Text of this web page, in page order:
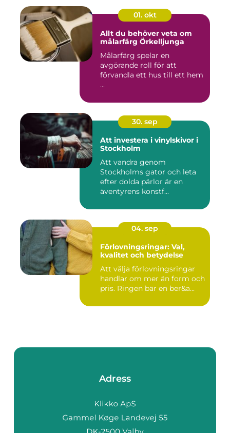
01. okt
Allt du behöver veta om
målarfärg Örkelljunga
Målarfärg spelar en
avgörande roll för att
förvandla ett hus till ett hem
...
30. sep
Att investera i vinylskivor i
Stockholm
Att vandra genom
Stockholms gator och leta
efter dolda pärlor är en
äventyrens konstf...
04. sep
Förlovningsringar: Val,
kvalitet och betydelse
Att välja förlovningsringar
handlar om mer än form och
pris. Ringen bär en ber&a...
Adress